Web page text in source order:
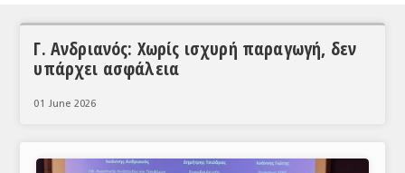
ΣΥΝΕΝΤΕΥΞΕΙΣ
ΘΕΜΑΤΑ
Γ. Ανδριανός: Χωρίς ισχυρή παραγωγή, δεν
υπάρχει ασφάλεια
01 June 2026